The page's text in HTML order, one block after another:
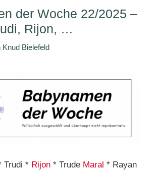
der Woche 22/2025 –
Rijon, …
Knud Bielefeld
Trudi * Rijon * Trude Maral * Rayan